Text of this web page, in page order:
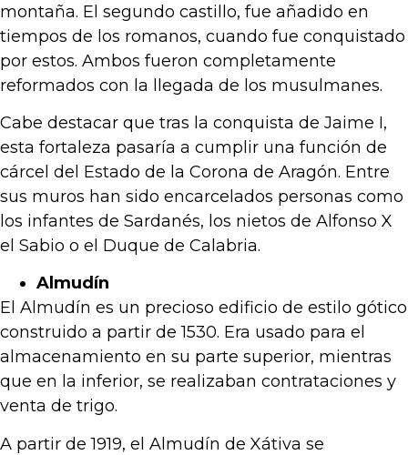
montaña. El segundo castillo, fue añadido en
tiempos de los romanos, cuando fue conquistado
por estos. Ambos fueron completamente
reformados con la llegada de los musulmanes.
Cabe destacar que tras la conquista de Jaime I,
esta fortaleza pasaría a cumplir una función de
cárcel del Estado de la Corona de Aragón. Entre
sus muros han sido encarcelados personas como
los infantes de Sardanés, los nietos de Alfonso X
el Sabio o el Duque de Calabria.
Almudín
El Almudín es un precioso edificio de estilo gótico
construido a partir de 1530. Era usado para el
almacenamiento en su parte superior, mientras
que en la inferior, se realizaban contrataciones y
venta de trigo.
A partir de 1919, el Almudín de Xátiva se